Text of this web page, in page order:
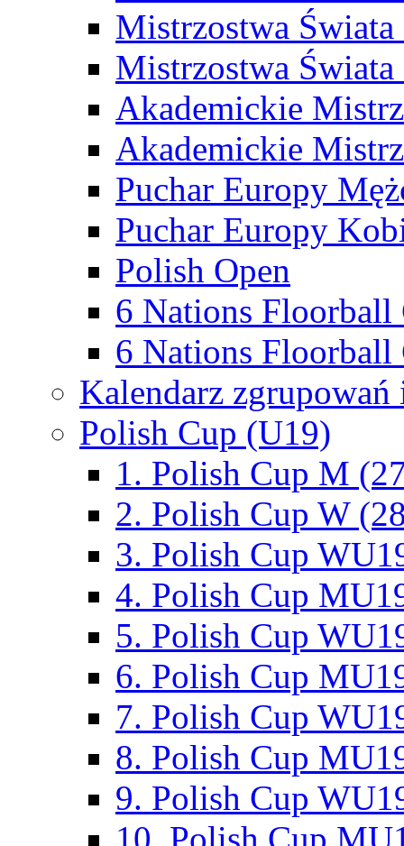
Mistrzostwa
Mistrzostwa
Akademickie
Akademickie
Puchar Europy
Puchar Europy
Polish Open
6 Nations Floorball
6 Nations Floorball
Kalendarz
Polish Cup (U19)
1. Polish Cup M
2. Polish Cup W
3. Polish Cup
4. Polish Cup
5. Polish Cup
6. Polish Cup
7. Polish Cup
8. Polish Cup
9. Polish Cup
10. Polish Cup